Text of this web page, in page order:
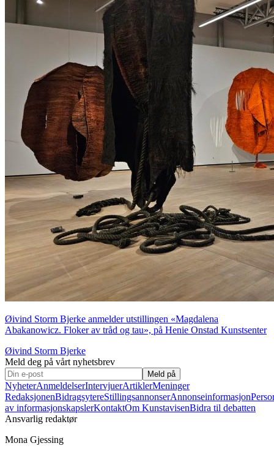
Øivind Storm Bjerke anmelder utstillingen «Magdalena
Abakanowicz. Floker av tråd og tau», på Henie Onstad Kunstsenter
Øivind Storm Bjerke
Meld deg på vårt nyhetsbrev
Meld på
NyheterAnmeldelserIntervjuerArtiklerMeninger
RedaksjonenBidragsytereStillingsannonserAnnonseinformasjon
av informasjonskapslerKontaktOm KunstavisenBidra til debatten
Ansvarlig redaktør
Mona Gjessing